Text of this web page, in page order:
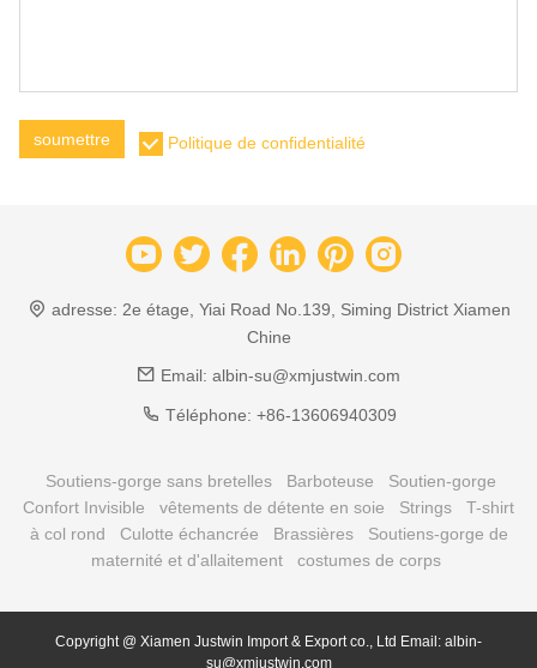
soumettre Politique de confidentialité
adresse: 2e étage, Yiai Road No.139, Siming District Xiamen
Chine
Email: albin-su@xmjustwin.com
Téléphone: +86-13606940309
Soutiens-gorge sans bretelles Barboteuse
Soutien-gorge
Confort Invisible
vêtements de détente en soie Strings
T-shirt
à col rond
Culotte échancrée Brassières
Soutiens-gorge de
maternité et d'allaitement
costumes de corps
Copyright @ Xiamen Justwin Import & Export co., Ltd Email: albin-
su@xmjustwin.com